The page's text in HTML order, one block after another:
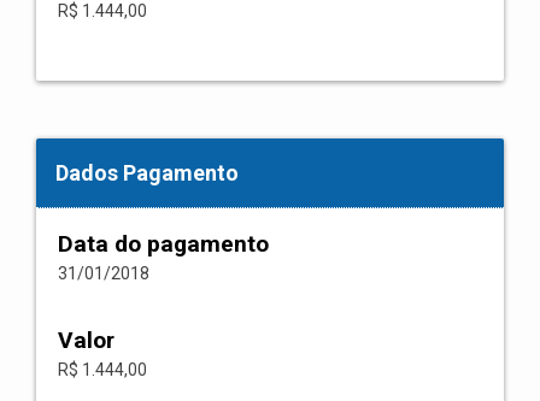
R$ 1.444,00
Dados Pagamento
Data do pagamento
31/01/2018
Valor
R$ 1.444,00